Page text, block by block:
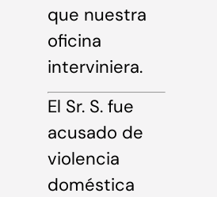
que nuestra
oficina
interviniera.
El Sr. S. fue
acusado de
violencia
doméstica